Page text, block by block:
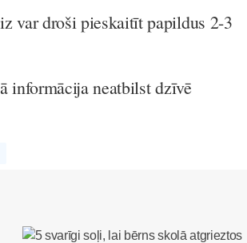
var droši pieskaitīt papildus 2-3
informācija neatbilst dzīvē